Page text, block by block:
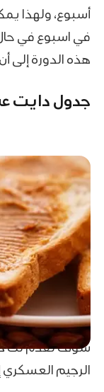
أسبوع، ولهذا
في اسبوع في حال
هذه الدورة إلى
جدول دايت
سوف نقدم لك
الرجيم العسكري